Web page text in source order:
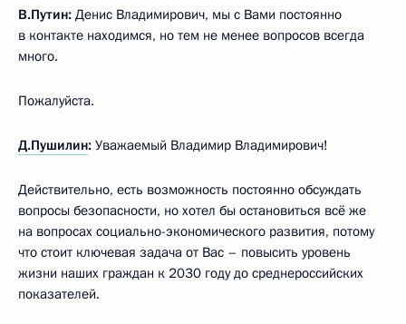
В.Путин: Денис Владимирович, мы с Вами постоянно
в контакте находимся, но тем не менее вопросов всегда
много.
Пожалуйста.
Д.Пушилин: Уважаемый Владимир Владимирович!
Действительно, есть возможность постоянно обсуждать
вопросы безопасности, но хотел бы остановиться всё же
на вопросах социально-экономического развития, потому
что стоит ключевая задача от Вас – повысить уровень
жизни наших граждан к 2030 году до среднероссийских
показателей.